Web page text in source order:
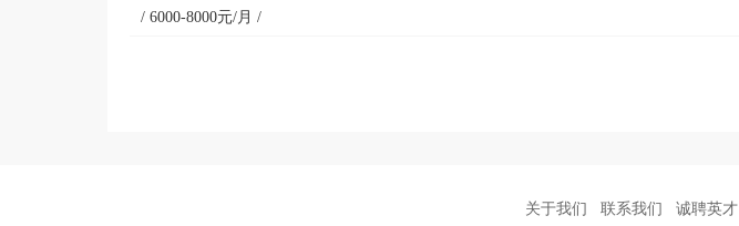
/ 6000-8000元/月 /
关于我们 联系我们 诚聘英才